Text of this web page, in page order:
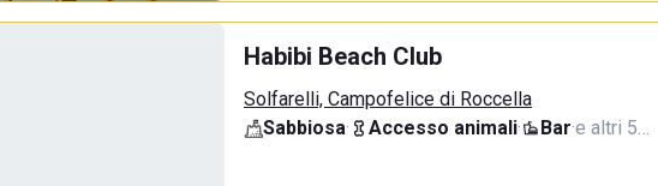
Habibi Beach Club
Solfarelli, Campofelice di Roccella
Sabbiosa· Accesso animali· Bar·e altri 5…